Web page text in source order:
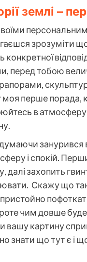
землі –
зрозуміти
конкретної
перед тобою
перше порада,
в
занурився
і спокій.
далі захопить
Скажу що
чим довше
картину
знати що тут є і що